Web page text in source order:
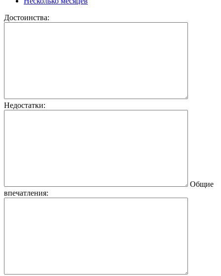
Достоинства:
Недостатки:
Общие
впечатления: